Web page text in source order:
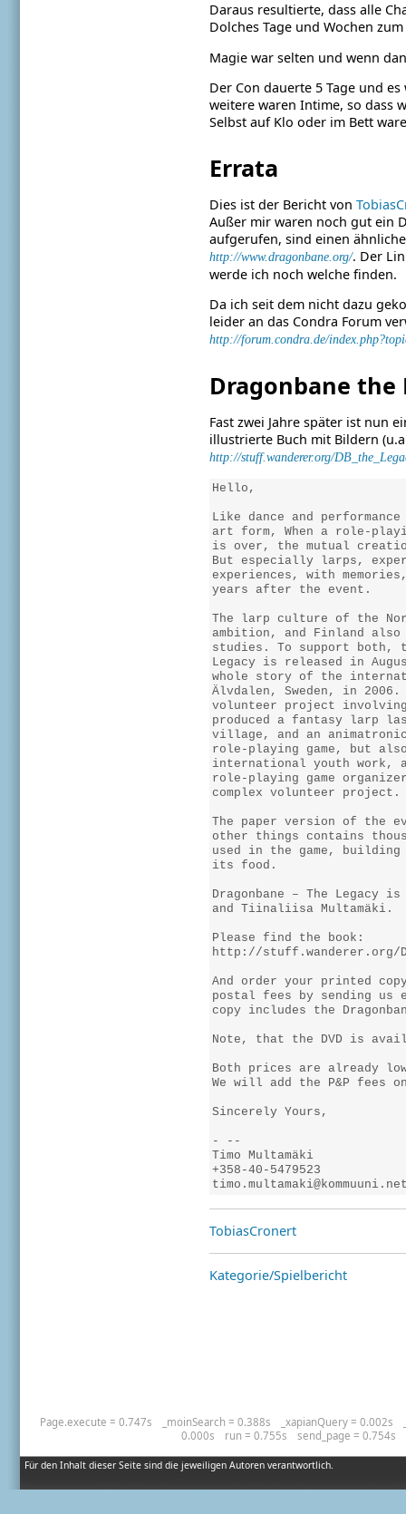
Daraus resultierte, dass alle
Dolches Tage und Wochen
Magie war selten und wenn
Der Con dauerte 5 Tage und
weitere waren Intime, so dass
Selbst auf Klo oder im Bett
Errata
Dies ist der Bericht von
Außer mir waren noch gut ein
aufgerufen, sind einen
http://www.dragonbane.org/. Der
werde ich noch welche finden.
Da ich seit dem nicht dazu
leider an das Condra Forum
http://forum.condra.de/
Dragonbane the
Fast zwei Jahre später ist nun
illustrierte Buch mit Bildern
http://stuff.wanderer.org/
TobiasCronert
Kategorie/Spielbericht
Für den Inhalt dieser Seite sind die jeweiligen Autoren verantwortlich.
Page.execute = 0.747s _moinSearch = 0.388s _xapianQuery = 0.002s
0.000s
run = 0.755s send_page = 0.754s